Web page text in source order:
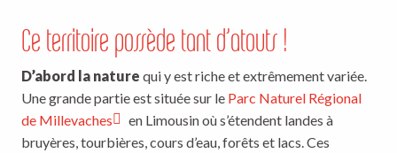
Ce territoire possède tant d’atouts !
D’abord la nature qui y est riche et extrêmement variée.
Une grande partie est située sur le Parc Naturel Régional
de Millevaches
en Limousin où s’étendent landes à
bruyères, tourbières, cours d’eau, forêts et lacs. Ces